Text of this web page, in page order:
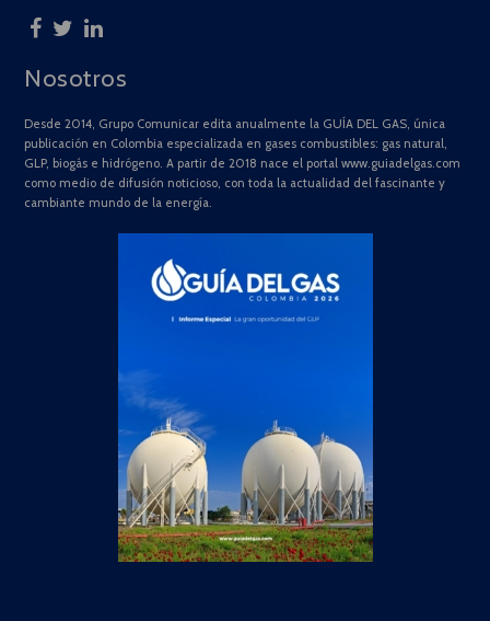
Nosotros
Desde 2014, Grupo Comunicar edita anualmente la GUÍA DEL GAS, única
publicación en Colombia especializada en gases combustibles: gas natural,
GLP, biogás e hidrógeno. A partir de 2018 nace el portal www.guiadelgas.com
como medio de difusión noticioso, con toda la actualidad del fascinante y
cambiante mundo de la energía.